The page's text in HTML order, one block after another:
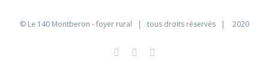
© Le 140 Montberon - foyer rural | tous droits réservés | 2020
FacebookInstagram